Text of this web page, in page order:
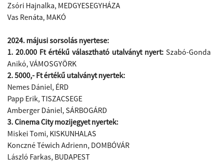
Zsóri Hajnalka, MEDGYESEGYHÁZA
Vas Renáta​, MAKÓ
2024. májusi sorsolás nyertese:
1. 20.000 Ft értékű választható utalványt nyert: Szabó-Gonda
Anikó, VÁMOSGYÖRK
2. 5000,- Ft értékű utalványt nyertek:
Nemes Dániel, ÉRD
Papp Erik, TISZACSEGE
Amberger Dániel, SÁRBOGÁRD
3. Cinema City mozijegyet nyertek:
Miskei Tomi, KISKUNHALAS
Konczné Téwich Adrienn, DOMBÓVÁR
László Farkas, BUDAPEST